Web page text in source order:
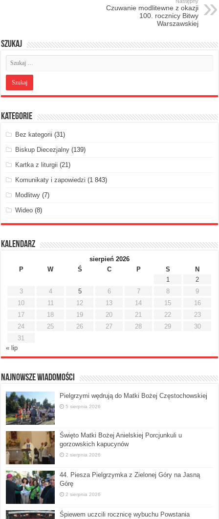
Czuwanie modlitewne z okazji
100. rocznicy Bitwy
Warszawskiej
Szukaj
Kategorie
Bez kategorii (31)
Biskup Diecezjalny (139)
Kartka z liturgii (21)
Komunikaty i zapowiedzi (1 843)
Modlitwy (7)
Wideo (8)
Kalendarz
sierpień 2026
P
W Ś C P S
N
1
2
3
4 5 6 7 8
9
10
11 12 13 14 15
16
17
18 19 20 21 22
23
24
25 26 27 28 29
30
31
« lip
Najnowsze Wiadomości
Pielgrzymi wędrują do Matki Bożej Częstochowskiej
5 sierpnia 2026
Święto Matki Bożej Anielskiej Porcjunkuli u
gorzowskich kapucynów
2 sierpnia 2026
44. Piesza Pielgrzymka z Zielonej Góry na Jasną
Górę
2 sierpnia 2026
Śpiewem uczcili rocznicę wybuchu Powstania